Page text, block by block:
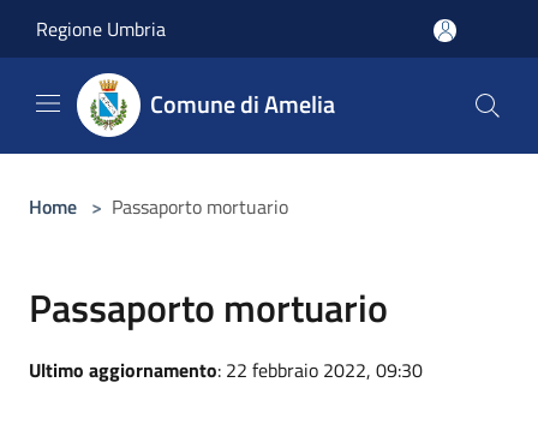
Regione Umbria
Comune di Amelia
Home > Passaporto mortuario
Passaporto mortuario
Ultimo aggiornamento: 22 febbraio 2022, 09:30